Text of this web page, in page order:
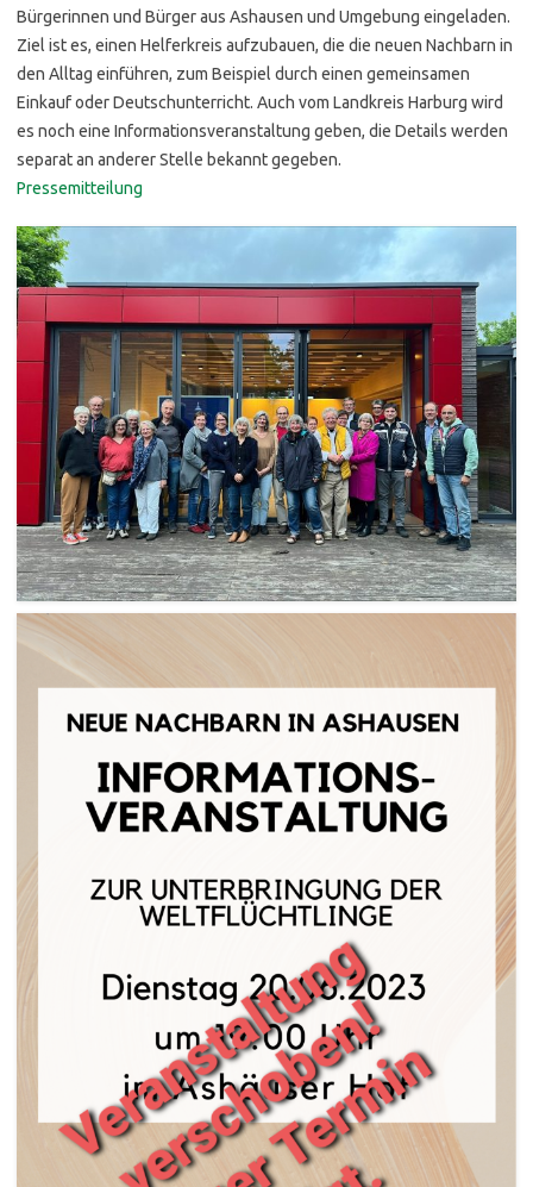
Bürgerinnen und Bürger aus Ashausen und Umgebung eingeladen.
Ziel ist es, einen Helferkreis aufzubauen, die die neuen Nachbarn in
den Alltag einführen, zum Beispiel durch einen gemeinsamen
Einkauf oder Deutschunterricht. Auch vom Landkreis Harburg wird
es noch eine Informationsveranstaltung geben, die Details werden
separat an anderer Stelle bekannt gegeben.
Pressemitteilung